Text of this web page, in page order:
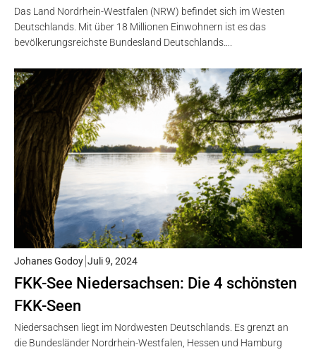
Das Land Nordrhein-Westfalen (NRW) befindet sich im Westen
Deutschlands. Mit über 18 Millionen Einwohnern ist es das
bevölkerungsreichste Bundesland Deutschlands….
FKK-See Niedersachsen: Die 4 schönsten
FKK-Seen
Johanes Godoy Juli 9, 2024
Niedersachsen liegt im Nordwesten Deutschlands. Es grenzt an
die Bundesländer Nordrhein-Westfalen, Hessen und Hamburg